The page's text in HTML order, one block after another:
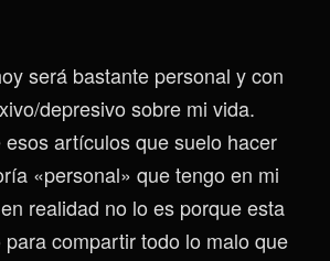
será bastante personal y con
depresivo sobre mi vida.
esos artículos que suelo hacer
«personal» que tengo en mi
realidad no lo es porque esta
compartir todo lo malo que